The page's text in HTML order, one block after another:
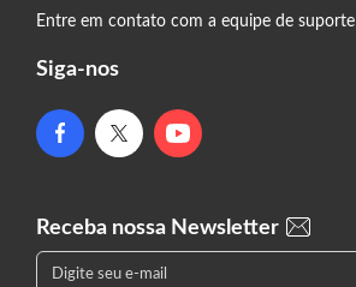
Entre em contato com a equipe de suporte
Siga-nos
Receba nossa Newsletter